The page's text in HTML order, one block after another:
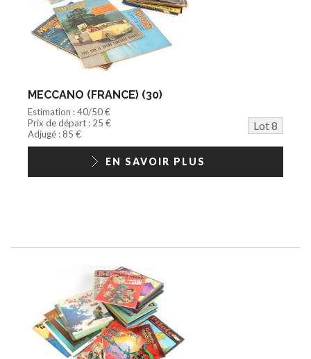
MECCANO (FRANCE) (30)
Estimation : 40/50 €
Prix de départ : 25 €
Lot 8
Adjugé : 85 €
EN SAVOIR PLUS